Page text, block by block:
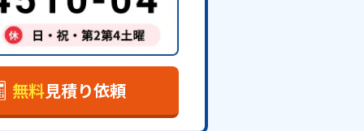
無料見積り依頼